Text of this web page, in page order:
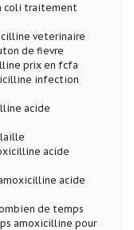
coli traitement
veterinaire
de fievre
prix en fcfa
infection
acide
acide
acide
de temps
amoxicilline pour